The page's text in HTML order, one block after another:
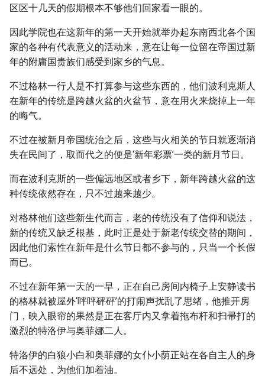
区区十几天的假期根本不够他们回家看一眼的。
因此学院也在这新年的第一天开始就举办起东南西北各个国
家的各种有代表意义的活动来，意在让每一位留在帝国过新
年的附庸国贵族们感受到家乡的气息。
不过格林一行人是不打算参与这些东西的，他们波利克斯人
在新年的传统是跨越火盆的火盆节，意在用火来烧掉上一年
的晦气。
不过在被新月帝国统治之后，这些与火相关的节日就逐渐消
失在民间了，取而代之的便是‘新年彩票’一类的新月节日。
而在波利克斯的一些偏远地区或者乡下，新年跨越火盆的这
种传统依然存在，只不过越来越少。
对格林他们这些新生代而言，老的传统没有了信仰和说法，
新的传统又缺乏根基，此时正是处于新老传统交替的期间，
因此他们索性在新年是什么节日都不参与的，只当一个长假
而已。
不过在新年第一天的一早，正在自己房间内椅子上安静读书
的格林就被屋外‘呯呯砰砰’的打闹声扰乱了思绪，他推开房
门，映入眼帘的果然是正在客厅内又拿着拖布杆和扫帚打的
激烈的特洛伊与奥菲娜二人。
特洛伊的白狼小白和奥菲娜的女仆小荫正站在各自主人的身
后不远处，为他们加着油。